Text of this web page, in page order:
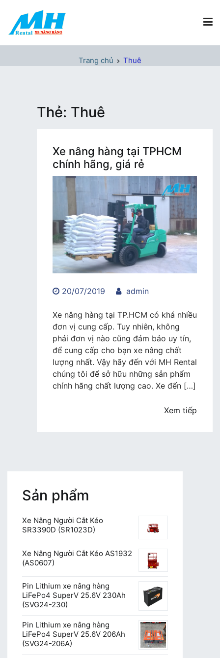
nội
Xe Nâng Hàng MH Rental
Trang chủ Thuê
Thẻ: Thuê
Xe nâng hàng tại TPHCM
chính hãng, giá rẻ
20/07/2019 admin
Xe nâng hàng tại TP.HCM có khá nhiều
đơn vị cung cấp. Tuy nhiên, không
phải đơn vị nào cũng đảm bảo uy tín,
để cung cấp cho bạn xe nâng chất
lượng nhất. Vậy hãy đến với MH Rental
chúng tôi để sở hữu những sản phẩm
chính hãng chất lượng cao. Xe đến […]
Xem tiếp
Sản phẩm
Xe Nâng Người Cắt Kéo
SR3390D (SR1023D)
Xe Nâng Người Cắt Kéo AS1932
(AS0607)
Pin Lithium xe nâng hàng
LiFePo4 SuperV 25.6V 230Ah
(SVG24-230)
Pin Lithium xe nâng hàng
LiFePo4 SuperV 25.6V 206Ah
(SVG24-206A)